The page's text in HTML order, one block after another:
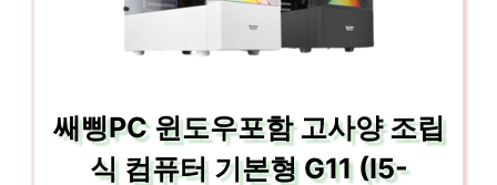
쌔삥PC 윈도우포함 고사양 조립
식 컴퓨터 기본형 G11 (I5-